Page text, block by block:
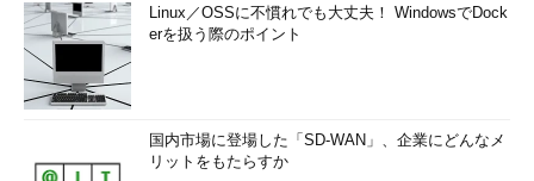
Linux／OSSに不慣れでも大丈夫！ WindowsでDock
erを扱う際のポイント
国内市場に登場した「SD-WAN」、企業にどんなメ
リットをもたらすか